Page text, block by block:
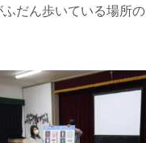
だん歩いている場所